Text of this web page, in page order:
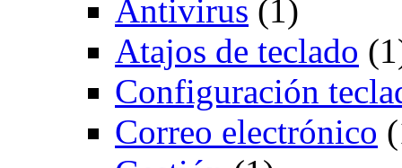
Antivirus (1)
Atajos de teclado
Configuración
Correo electrónico